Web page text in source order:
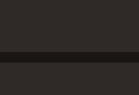
수 선언은 var 또는 val을 사용합